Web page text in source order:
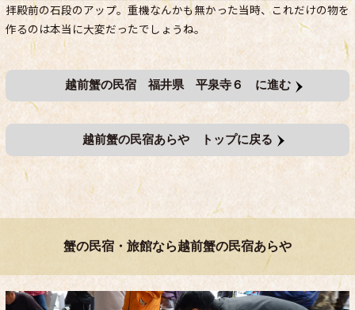
拝殿前の石段のアップ。重機なんかも無かった当時、これだけの物を
作るのは本当に大変だったでしょうね。
越前蟹の民宿 福井県 平泉寺６ に進む
越前蟹の民宿あらや トップに戻る
蟹の民宿・旅館なら越前蟹の民宿あらや